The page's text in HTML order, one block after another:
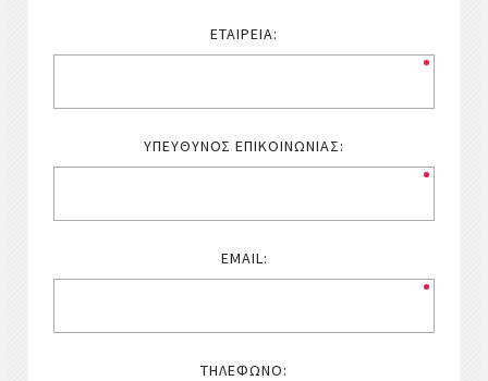
ΕΤΑΙΡΕΊΑ:
ΥΠΕΎΘΥΝΟΣ ΕΠΙΚΟΙΝΩΝΊΑΣ:
EMAIL:
ΤΗΛΈΦΩΝΟ: